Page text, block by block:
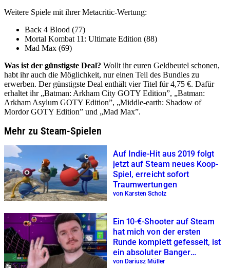
Weitere Spiele mit ihrer Metacritic-Wertung:
Back 4 Blood (77)
Mortal Kombat 11: Ultimate Edition (88)
Mad Max (69)
Was ist der günstigste Deal? Wollt ihr euren Geldbeutel schonen,
habt ihr auch die Möglichkeit, nur einen Teil des Bundles zu
erwerben. Der günstigste Deal enthält vier Titel für 4,75 €. Dafür
erhaltet ihr „Batman: Arkham City GOTY Edition”, „Batman:
Arkham Asylum GOTY Edition”, „Middle-earth: Shadow of
Mordor GOTY Edition” und „Mad Max”.
Mehr zu Steam-Spielen
Auf Indie-Hit aus 2019 folgt
jetzt auf Steam neues Koop-
Spiel, erreicht sofort
Traumwertungen
von Karsten Scholz
Ein 10-€-Shooter auf Steam
hat mich von der ersten
Runde komplett gefesselt, ist
ein absoluter Banger
mit Dopaminrausch-Garantie
von Dariusz Müller